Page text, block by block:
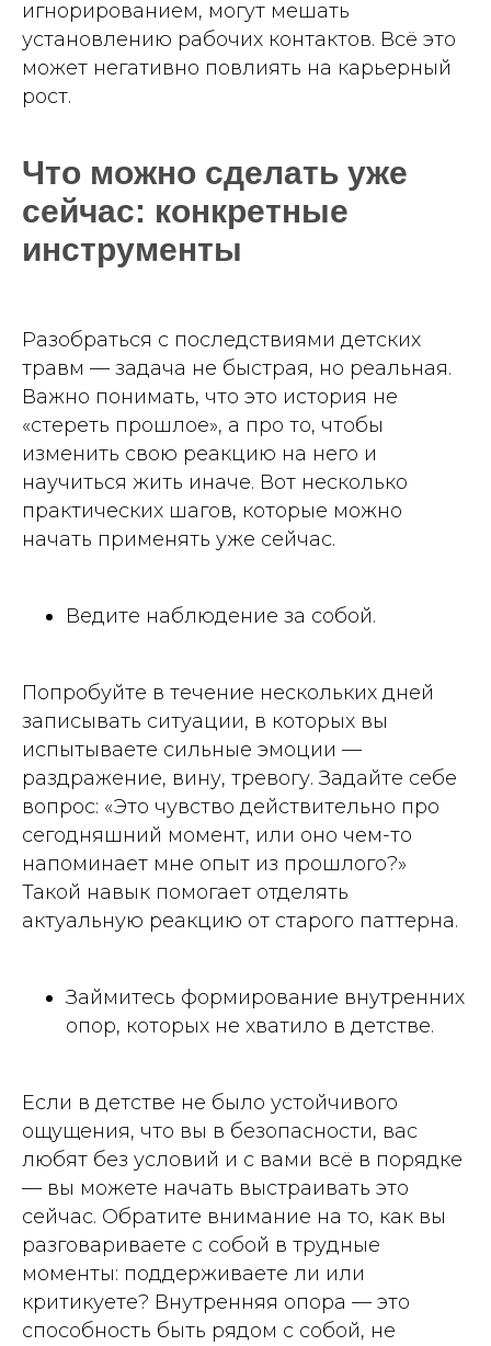
игнорированием, могут мешать
установлению рабочих контактов. Всё это
может негативно повлиять на карьерный
рост.
Что можно сделать уже
сейчас: конкретные
инструменты
Разобраться с последствиями детских
травм — задача не быстрая, но реальная.
Важно понимать, что это история не
«стереть прошлое», а про то, чтобы
изменить свою реакцию на него и
научиться жить иначе. Вот несколько
практических шагов, которые можно
начать применять уже сейчас.
Ведите наблюдение за собой.
Попробуйте в течение нескольких дней
записывать ситуации, в которых вы
испытываете сильные эмоции —
раздражение, вину, тревогу. Задайте себе
вопрос: «Это чувство действительно про
сегодняшний момент, или оно чем-то
напоминает мне опыт из прошлого?»
Такой навык помогает отделять
актуальную реакцию от старого паттерна.
Займитесь формирование внутренних
опор, которых не хватило в детстве.
Если в детстве не было устойчивого
ощущения, что вы в безопасности, вас
любят без условий и с вами всё в порядке
— вы можете начать выстраивать это
сейчас. Обратите внимание на то, как вы
разговариваете с собой в трудные
моменты: поддерживаете ли или
критикуете? Внутренняя опора — это
способность быть рядом с собой, не